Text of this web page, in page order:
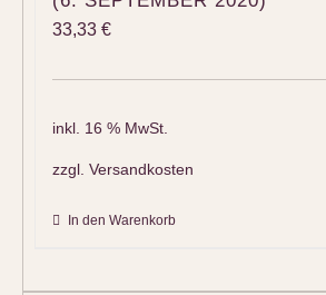
33,33 €
inkl. 16 % MwSt.
zzgl. Versandkosten
In den Warenkorb